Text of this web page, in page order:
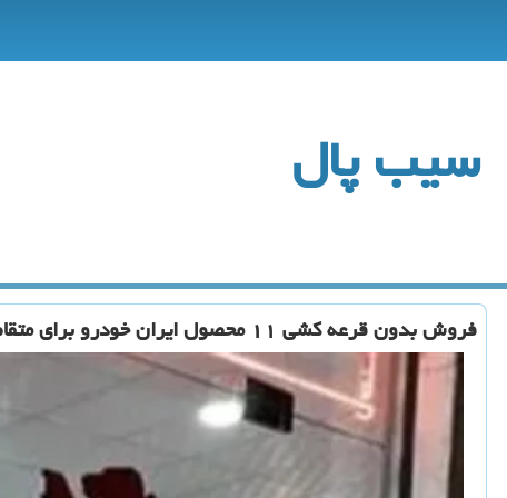
سیب پال
فروش بدون قرعه کشی ۱۱ محصول ایران خودرو برای متقاضیان عادی